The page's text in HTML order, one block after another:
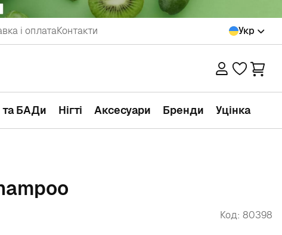
і оплатаКонтакти Укр
та БАДи Нігті Аксесуари Бренди Уцінка
Код: 80398